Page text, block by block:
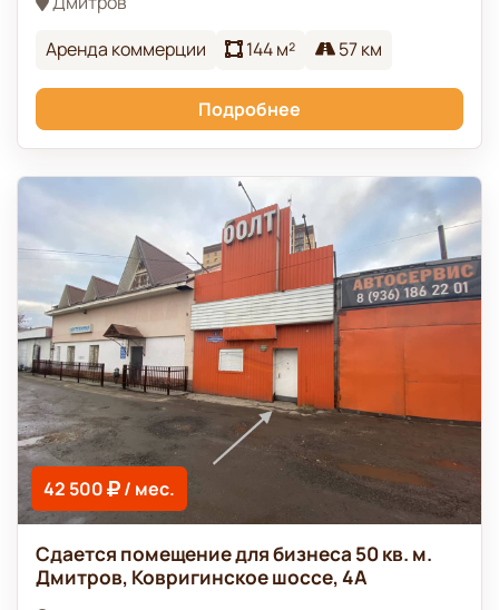
Аренда коммерции
144 м² 57 км
Подробнее
42 500 / мес.
Сдается помещение для бизнеса 50 кв. м.
Дмитров, Ковригинское шоссе, 4А